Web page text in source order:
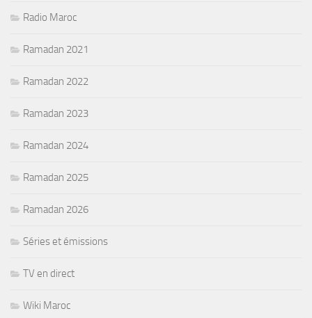
Radio Maroc
Ramadan 2021
Ramadan 2022
Ramadan 2023
Ramadan 2024
Ramadan 2025
Ramadan 2026
Séries et émissions
TV en direct
Wiki Maroc